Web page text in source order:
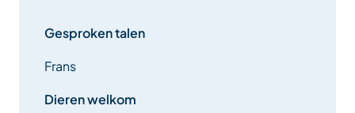
Gesproken talen
Frans
Dieren welkom